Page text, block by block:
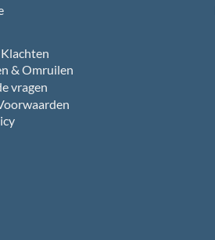
& Omruilen
vragen